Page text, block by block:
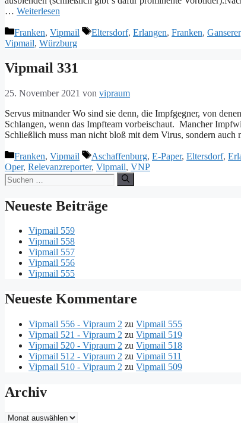
… Weiterlesen
Kategorien
Franken, Vipmail Schlagwörter
Eltersdorf, Erlangen, Franken, Ganserer
Vipmail, Würzburg
Vipmail 331
25. November 2021 von vipraum
Servus mitnander Wo sind sie denn, die Impfgegner, von
Schlangen, wenn das Impfteam vorbeischaut. Mancher
Schließlich muss man nicht bloß mit dem Virus, sondern
Kategorien
Franken, Vipmail Schlagwörter
Aschaffenburg, E-Paper, Eltersdorf,
Oper, Relevanzreporter, Vipmail, VNP
Suche
nach:
Neueste Beiträge
Vipmail 559
Vipmail 558
Vipmail 557
Vipmail 556
Vipmail 555
Neueste Kommentare
Vipmail 556 - Vipraum 2 zu Vipmail 555
Vipmail 521 - Vipraum 2 zu Vipmail 519
Vipmail 520 - Vipraum 2 zu Vipmail 518
Vipmail 512 - Vipraum 2 zu Vipmail 511
Vipmail 510 - Vipraum 2 zu Vipmail 509
Archiv
Archiv